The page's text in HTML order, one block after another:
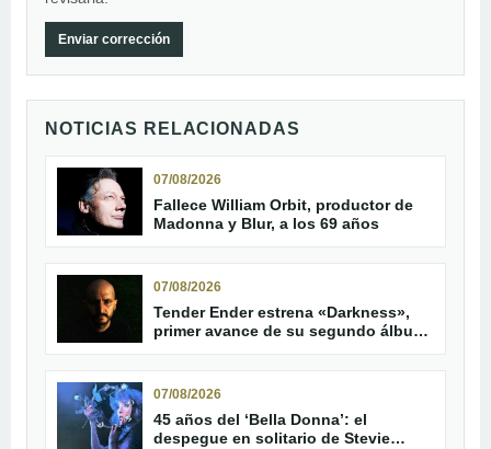
Enviar corrección
NOTICIAS RELACIONADAS
07/08/2026
Fallece William Orbit, productor de
Madonna y Blur, a los 69 años
07/08/2026
Tender Ender estrena «Darkness»,
primer avance de su segundo álbum
07/08/2026
45 años del ‘Bella Donna’: el
despegue en solitario de Stevie